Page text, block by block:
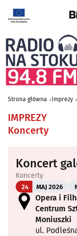
Strona główna Imprezy
IMPREZY
Koncerty
Koncert
Koncerty
24 MAJ 2026
Opera i
Centrum
Moniuszki
ul.